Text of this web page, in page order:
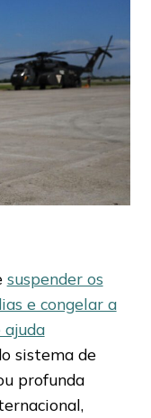
suspender os
e congelar a
sistema de
profunda